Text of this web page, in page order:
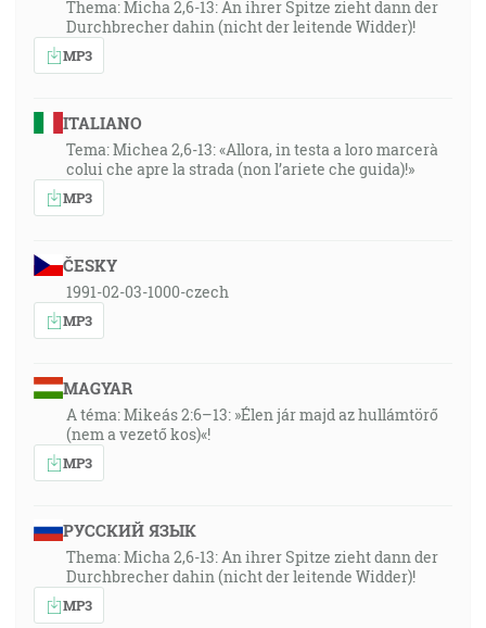
Thema: Micha 2,6-13: An ihrer Spitze zieht dann der
Durchbrecher dahin (nicht der leitende Widder)!
MP3
ITALIANO
Tema: Michea 2,6-13: «Allora, in testa a loro marcerà
colui che apre la strada (non l’ariete che guida)!»
MP3
ČESKY
1991-02-03-1000-czech
MP3
MAGYAR
A téma: Mikeás 2:6–13: »Élen jár majd az hullámtörő
(nem a vezető kos)«!
MP3
РУССКИЙ ЯЗЫК
Thema: Micha 2,6-13: An ihrer Spitze zieht dann der
Durchbrecher dahin (nicht der leitende Widder)!
MP3